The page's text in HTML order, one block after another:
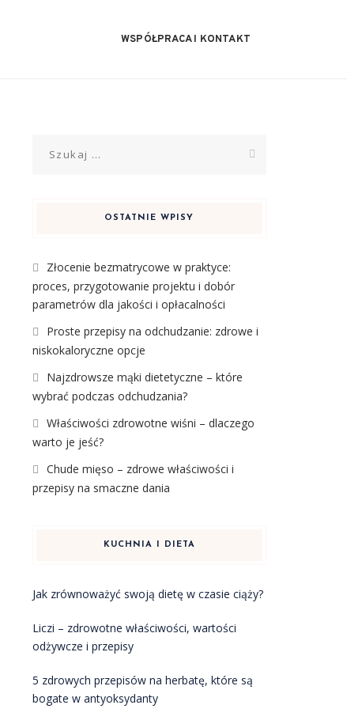
WSPÓŁPRACA I KONTAKT
OSTATNIE WPISY
Złocenie bezmatrycowe w praktyce:
proces, przygotowanie projektu i dobór
parametrów dla jakości i opłacalności
Proste przepisy na odchudzanie: zdrowe i
niskokaloryczne opcje
Najzdrowsze mąki dietetyczne – które
wybrać podczas odchudzania?
Właściwości zdrowotne wiśni – dlaczego
warto je jeść?
Chude mięso – zdrowe właściwości i
przepisy na smaczne dania
KUCHNIA I DIETA
Jak zrównoważyć swoją dietę w czasie ciąży?
Liczi – zdrowotne właściwości, wartości
odżywcze i przepisy
5 zdrowych przepisów na herbatę, które są
bogate w antyoksydanty